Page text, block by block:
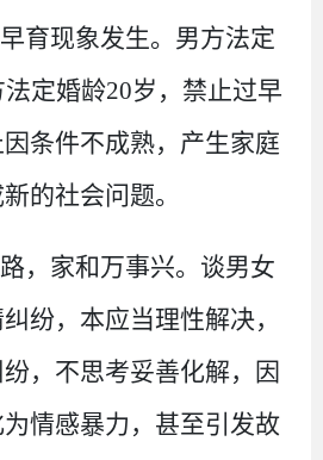
育现象发生。 男方法定
定婚龄20岁，禁止过早
条件不成熟，产生家庭
的社会问题。
，家和万事兴。 谈男女
纷，本应当理性解决，
，不思考妥善化解，因
情感暴力，甚至引发故